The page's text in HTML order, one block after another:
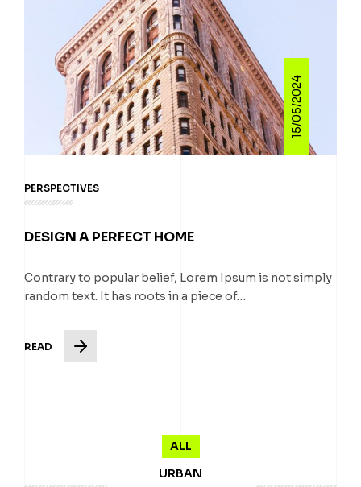
15/05/2024
PERSPECTIVES
DESIGN A PERFECT HOME
Contrary to popular belief, Lorem Ipsum is not simply
random text. It has roots in a piece of…
READ
ALL
URBAN